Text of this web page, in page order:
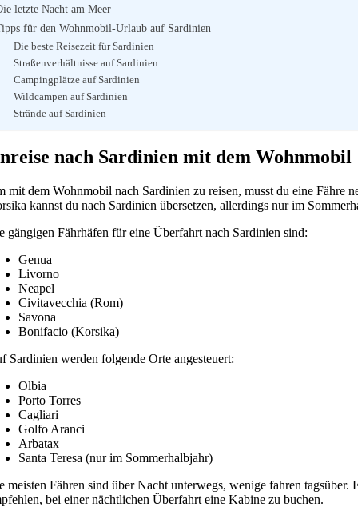
letzte Nacht am Meer
für den Wohnmobil-Urlaub auf Sardinien
Die beste Reisezeit für Sardinien
Straßenverhältnisse auf Sardinien
Campingplätze auf Sardinien
Wildcampen auf Sardinien
Strände auf Sardinien
nach Sardinien mit dem Wohnmobil
mit dem Wohnmobil nach Sardinien zu reisen, musst du eine Fähre
kannst du nach Sardinien übersetzen, allerdings nur im
gängigen Fährhäfen für eine Überfahrt nach Sardinien sind:
Genua
Livorno
Neapel
Civitavecchia (Rom)
Savona
Bonifacio (Korsika)
Sardinien werden folgende Orte angesteuert:
Olbia
Porto Torres
Cagliari
Golfo Aranci
Arbatax
Santa Teresa (nur im Sommerhalbjahr)
meisten Fähren sind über Nacht unterwegs, wenige fahren
bei einer nächtlichen Überfahrt eine Kabine zu buchen.